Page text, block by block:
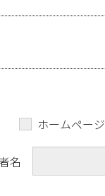
ホームページ
名